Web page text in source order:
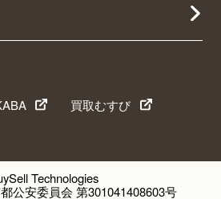
買取むすび
Technologies
公安委員会 第301041408603号